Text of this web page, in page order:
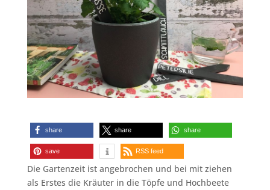
share share share
save RSS feed
Die Gartenzeit ist angebrochen und bei mit ziehen
als Erstes die Kräuter in die Töpfe und Hochbeete